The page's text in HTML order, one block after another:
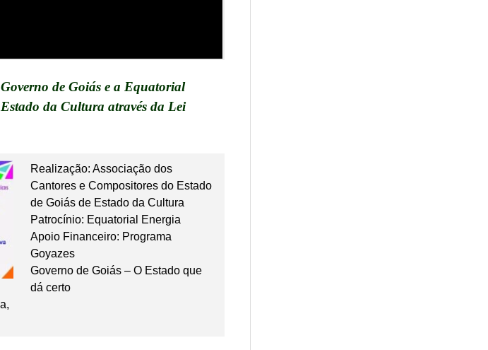
de Goiás e a Equatorial
da Cultura através da Lei
Realização: Associação dos
Cantores e Compositores do Estado
de Goiás de Estado da Cultura
Patrocínio: Equatorial Energia
Apoio Financeiro: Programa
Goyazes
Governo de Goiás – O Estado que
dá certo